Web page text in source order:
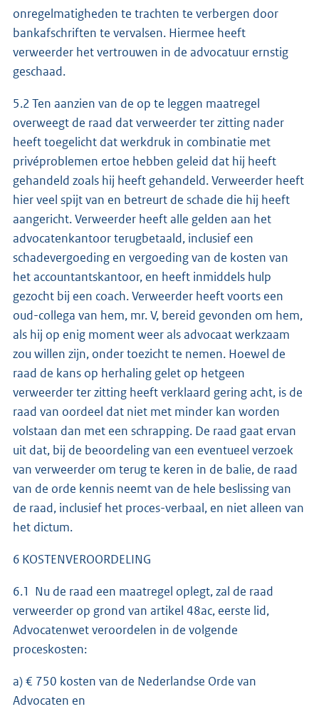
onregelmatigheden te trachten te verbergen door
bankafschriften te vervalsen. Hiermee heeft
verweerder het vertrouwen in de advocatuur ernstig
geschaad.
5.2 Ten aanzien van de op te leggen maatregel
overweegt de raad dat verweerder ter zitting nader
heeft toegelicht dat werkdruk in combinatie met
privéproblemen ertoe hebben geleid dat hij heeft
gehandeld zoals hij heeft gehandeld. Verweerder heeft
hier veel spijt van en betreurt de schade die hij heeft
aangericht. Verweerder heeft alle gelden aan het
advocatenkantoor terugbetaald, inclusief een
schadevergoeding en vergoeding van de kosten van
het accountantskantoor, en heeft inmiddels hulp
gezocht bij een coach. Verweerder heeft voorts een
oud-collega van hem, mr. V, bereid gevonden om hem,
als hij op enig moment weer als advocaat werkzaam
zou willen zijn, onder toezicht te nemen. Hoewel de
raad de kans op herhaling gelet op hetgeen
verweerder ter zitting heeft verklaard gering acht, is de
raad van oordeel dat niet met minder kan worden
volstaan dan met een schrapping. De raad gaat ervan
uit dat, bij de beoordeling van een eventueel verzoek
van verweerder om terug te keren in de balie, de raad
van de orde kennis neemt van de hele beslissing van
de raad, inclusief het proces-verbaal, en niet alleen van
het dictum.
6 KOSTENVEROORDELING
6.1 Nu de raad een maatregel oplegt, zal de raad
verweerder op grond van artikel 48ac, eerste lid,
Advocatenwet veroordelen in de volgende
proceskosten:
a) € 750 kosten van de Nederlandse Orde van
Advocaten en